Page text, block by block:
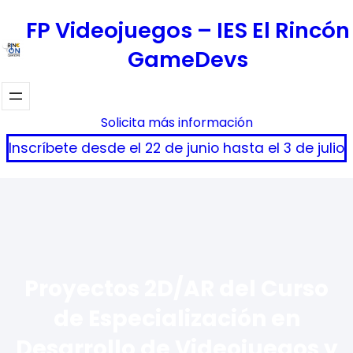
contenido
FP Videojuegos – IES El Rincón
GameDevs
Solicita más información
Inscríbete desde el 22 de junio hasta el 3 de julio